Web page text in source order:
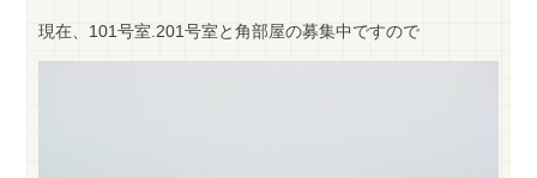
現在、101号室.201号室と角部屋の募集中ですので